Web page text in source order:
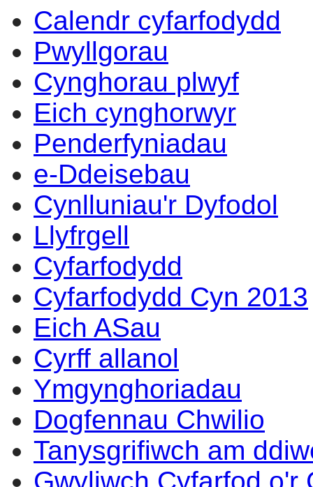
Calendr cyfarfodydd
Pwyllgorau
Cynghorau plwyf
Eich cynghorwyr
Penderfyniadau
e-Ddeisebau
Cynlluniau'r Dyfodol
Llyfrgell
Cyfarfodydd
Cyfarfodydd Cyn 2013
Eich ASau
Cyrff allanol
Ymgynghoriadau
Dogfennau Chwilio
Tanysgrifiwch am
14:00
14:00
14:00